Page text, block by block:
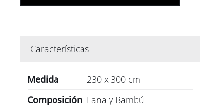
Características
Medida
230 x 300 cm
Composición Lana y Bambú